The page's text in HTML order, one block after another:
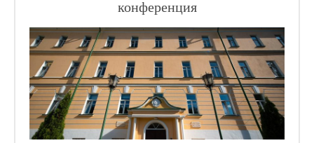
конференция